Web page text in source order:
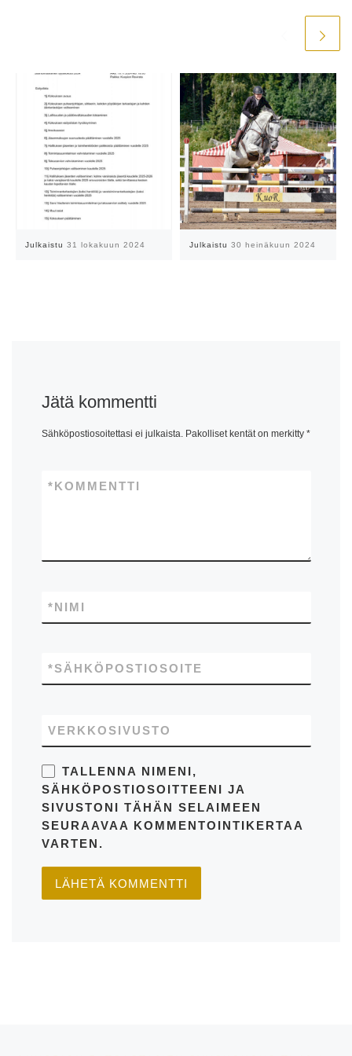
Julkaistu 31 lokakuun 2024 Julkaistu 30 heinäkuun 2024
Jätä kommentti
Sähköpostiosoitettasi ei julkaista. Pakolliset kentät on merkitty *
KOMMENTTI
*
NIMI
*
SÄHKÖPOSTIOSOITE
*
VERKKOSIVUSTO
TALLENNA NIMENI,
SÄHKÖPOSTIOSOITTEENI JA
SIVUSTONI TÄHÄN SELAIMEEN
SEURAAVAA KOMMENTOINTIKERTAA
VARTEN.